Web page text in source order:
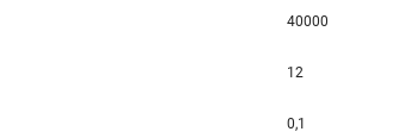
40000
12
0,1